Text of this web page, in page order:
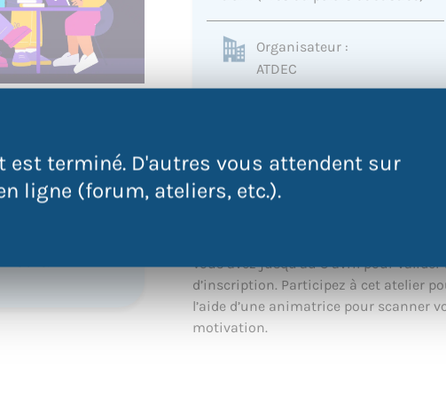
est terminé. D'autres vous attendent sur
ligne (forum, ateliers, etc.).
ce QR Code
à
Organisateur :
ATDEC
Vous avez jusqu’au 3 avril pour
d’inscription. Participez à cet atelier
l’aide d’une animatrice pour scanner
motivation.